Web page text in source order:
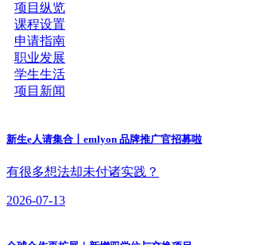
项目纵览
课程设置
申请指南
职业发展
学生生活
项目新闻
​新生e人请集合丨emlyon 品牌推广官招募啦
有很多想法却未付诸实践？
2026-07-13